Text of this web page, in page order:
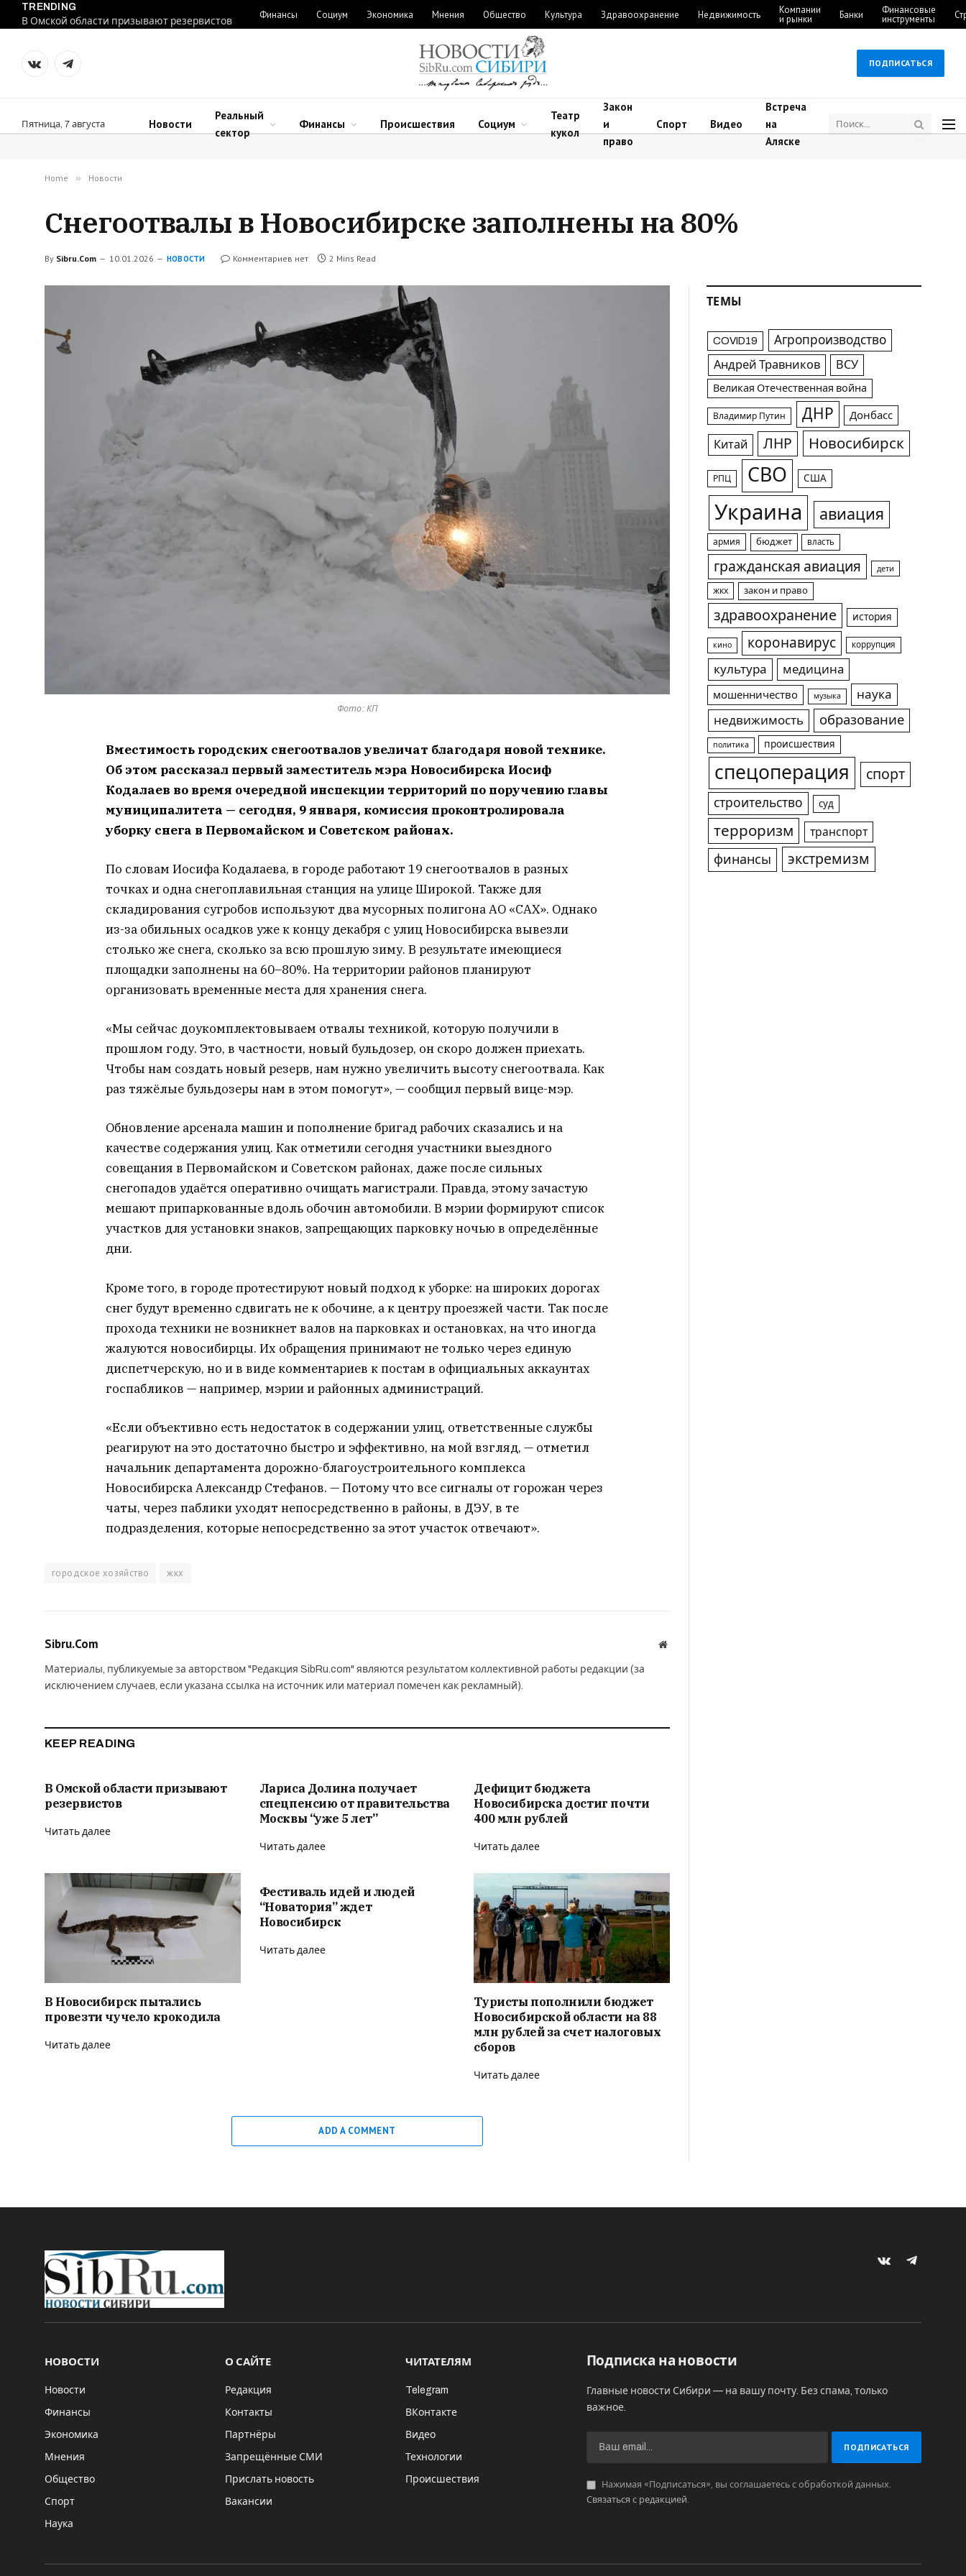
TRENDING
В Омской области призывают резервистов
Финансы Социум Экономика Мнения Общество Культура Здравоохранение Недвижимость Компании
и рынки Банки Финансовые
инструменты
VKontakteTelegram
ПОДПИСАТЬСЯ
Пятница, 7 августа Новости
Реальный
сектор
Финансы Происшествия Социум
Театр
кукол
Закон
и
право
Спорт Видео
Встреча
на
Аляске
Home » Новости
Снегоотвалы в Новосибирске заполнены на 80%
By Sibru.Com 10.01.2026 НОВОСТИ Комментариев нет 2 Mins Read
Фото: КП
Вместимость городских снегоотвалов увеличат благодаря новой технике.
Об этом рассказал первый заместитель мэра Новосибирска Иосиф
Кодалаев во время очередной инспекции территорий по поручению главы
муниципалитета — сегодня, 9 января, комиссия проконтролировала
уборку снега в Первомайском и Советском районах.
По словам Иосифа Кодалаева, в городе работают 19 снегоотвалов в разных
точках и одна снегоплавильная станция на улице Широкой. Также для
складирования сугробов используют два мусорных полигона АО «САХ». Однако
из-за обильных осадков уже к концу декабря с улиц Новосибирска вывезли
столько же снега, сколько за всю прошлую зиму. В результате имеющиеся
площадки заполнены на 60–80%. На территории районов планируют
организовать временные места для хранения снега.
«Мы сейчас доукомплектовываем отвалы техникой, которую получили в
прошлом году. Это, в частности, новый бульдозер, он скоро должен приехать.
Чтобы нам создать новый резерв, нам нужно увеличить высоту снегоотвала. Как
раз тяжёлые бульдозеры нам в этом помогут», — сообщил первый вице-мэр.
Обновление арсенала машин и пополнение бригад рабочих сказались и на
качестве содержания улиц. Как отметили сегодня участники выездного
совещания в Первомайском и Советском районах, даже после сильных
снегопадов удаётся оперативно очищать магистрали. Правда, этому зачастую
мешают припаркованные вдоль обочин автомобили. В мэрии формируют список
участков для установки знаков, запрещающих парковку ночью в определённые
дни.
Кроме того, в городе протестируют новый подход к уборке: на широких дорогах
снег будут временно сдвигать не к обочине, а к центру проезжей части. Так после
прохода техники не возникнет валов на парковках и остановках, на что иногда
жалуются новосибирцы. Их обращения принимают не только через единую
диспетчерскую, но и в виде комментариев к постам в официальных аккаунтах
госпабликов — например, мэрии и районных администраций.
«Если объективно есть недостаток в содержании улиц, ответственные службы
реагируют на это достаточно быстро и эффективно, на мой взгляд, — отметил
начальник департамента дорожно-благоустроительного комплекса
Новосибирска Александр Стефанов. — Потому что все сигналы от горожан через
чаты, через паблики уходят непосредственно в районы, в ДЭУ, в те
подразделения, которые непосредственно за этот участок отвечают».
городское хозяйство жкх
Sibru.Com Website
Материалы, публикуемые за авторством "Редакция SibRu.com" являются результатом коллективной работы редакции (за
исключением случаев, если указана ссылка на источник или материал помечен как рекламный).
KEEP READING
В Омской области призывают
резервистов
Читать далее
Лариса Долина получает
спецпенсию от правительства
Москвы “уже 5 лет”
Читать далее
Дефицит бюджета
Новосибирска достиг почти
400 млн рублей
Читать далее
В Новосибирск пытались
провезти чучело крокодила
Читать далее
Фестиваль идей и людей
“Новатория” ждет
Новосибирск
Читать далее
Туристы пополнили бюджет
Новосибирской области на 88
млн рублей за счет налоговых
сборов
Читать далее
ADD A COMMENT
ТЕМЫ
COVID19 Агропроизводство
Андрей Травников ВСУ
Великая Отечественная война
Владимир Путин ДНР Донбасс
Китай ЛНР Новосибирск
РПЦ СВО США
Украина авиация
армия бюджет власть
гражданская авиация дети
жкх закон и право
здравоохранение история
кино коронавирус коррупция
культура медицина
мошенничество музыка
наука
недвижимость
образование
политика происшествия
спецоперация спорт
строительство суд
терроризм транспорт
финансы экстремизм
VKontakteTelegram
НОВОСТИ
Новости
Финансы
Экономика
Мнения
Общество
Спорт
Наука
О САЙТЕ
Редакция
Контакты
Партнёры
Запрещённые СМИ
Прислать новость
Вакансии
ЧИТАТЕЛЯМ
Telegram
ВКонтакте
Видео
Технологии
Происшествия
Подписка на новости
Главные новости Сибири — на вашу почту. Без спама, только
важное.
Нажимая «Подписаться», вы соглашаетесь с обработкой данных.
Связаться с редакцией